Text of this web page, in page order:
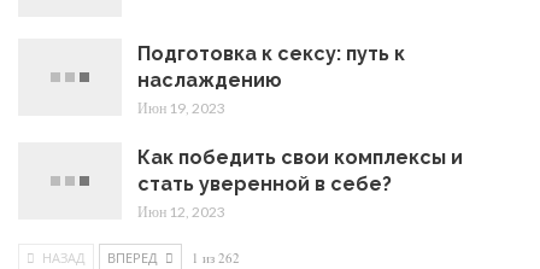
Подготовка к сексу: путь к
наслаждению
Июн 19, 2023
Как победить свои комплексы и
стать уверенной в себе?
Июн 12, 2023
НАЗАД ВПЕРЕД 1 из 262